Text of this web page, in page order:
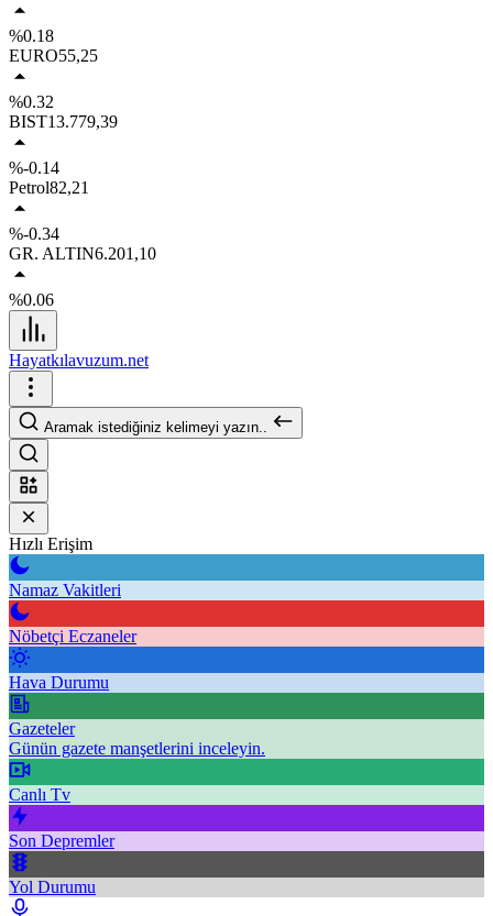
%0.18
EURO55,25
%0.32
BIST13.779,39
%-0.14
Petrol82,21
%-0.34
GR. ALTIN6.201,10
%0.06
Hayatkılavuzum.net
Aramak istediğiniz kelimeyi yazın..
Hızlı Erişim
Namaz Vakitleri
Nöbetçi Eczaneler
Hava Durumu
Gazeteler
Günün gazete manşetlerini inceleyin.
Canlı Tv
Son Depremler
Yol Durumu